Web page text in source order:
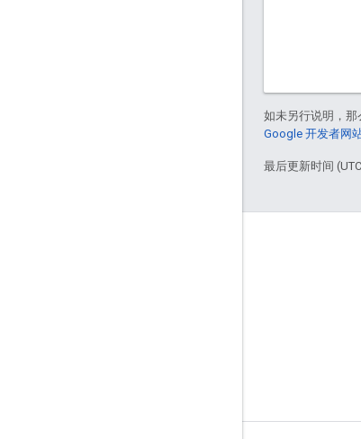
如未另行说明，
Google 开发者网
最后更新时间